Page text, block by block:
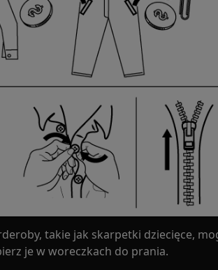
takie jak skarpetki dziecięce,
je w woreczkach do prania.